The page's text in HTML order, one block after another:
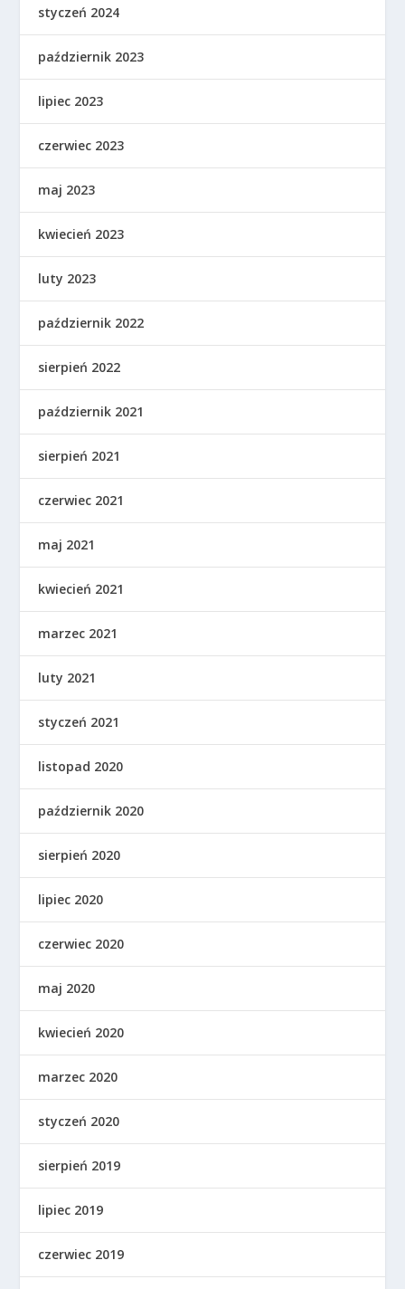
styczeń 2024
październik 2023
lipiec 2023
czerwiec 2023
maj 2023
kwiecień 2023
luty 2023
październik 2022
sierpień 2022
październik 2021
sierpień 2021
czerwiec 2021
maj 2021
kwiecień 2021
marzec 2021
luty 2021
styczeń 2021
listopad 2020
październik 2020
sierpień 2020
lipiec 2020
czerwiec 2020
maj 2020
kwiecień 2020
marzec 2020
styczeń 2020
sierpień 2019
lipiec 2019
czerwiec 2019